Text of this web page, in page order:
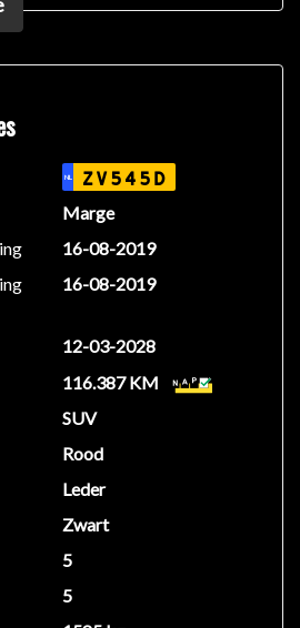
en voorpassagier: hoofd-,
airbag voorpassagier
met visueel signaal en
op buitenste zitplaatsen
en op buitenste zitplaatsen
startonderbreker
NL ZV545D
Marge
16-08-2019
16-08-2019
12-03-2028
116.387 KM
SUV
Rood
Leder
Zwart
5
5